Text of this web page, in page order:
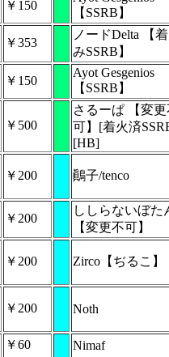
￥150
【SSRB】
￥353
ノードDelta 【
みSSRB】
￥150
Ayot Gesgenios
【SSRB】
￥500
さるーぱ 【変
可】[着火済
[HB]
￥200 鷆子/tenco
￥200
ししらないぼた
【変更不可】
￥200 Zirco【ぢるこ】
￥200 Noth
￥60
Nimaf